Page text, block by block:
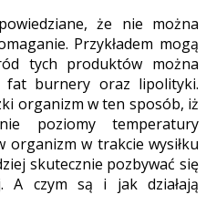
że nie można
Przykładem mogą
tych produktów można
fat burnery oraz lipolityki.
organizm w ten sposób, iż
poziomy temperatury
organizm w trakcie wysiłku
skutecznie pozbywać się
A czym są i jak działają